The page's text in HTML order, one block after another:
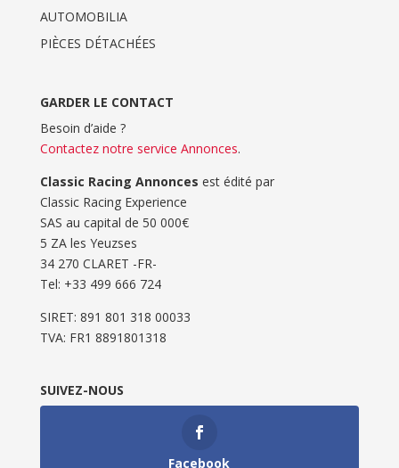
AUTOMOBILIA
PIÈCES DÉTACHÉES
GARDER LE CONTACT
Besoin d’aide ?
Contactez notre service Annonces.
Classic Racing Annonces est édité par
Classic Racing Experience
SAS au capital de 50 000€
5 ZA les Yeuzses
34 270 CLARET -FR-
Tel: ‭+33 499 666 724‬
SIRET: 891 801 318 00033
TVA: FR1 8891801318
SUIVEZ-NOUS
Facebook